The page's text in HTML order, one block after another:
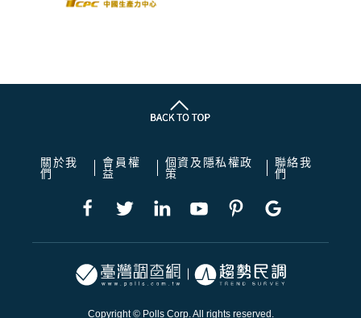
關於我
們
會員權
益
個資及隱私權政
策
聯絡我
們
Copyright © Polls Corp. All rights reserved.